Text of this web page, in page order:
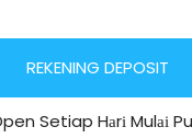
REKENING DEPOSIT
Setiap Hаrі Mulаі